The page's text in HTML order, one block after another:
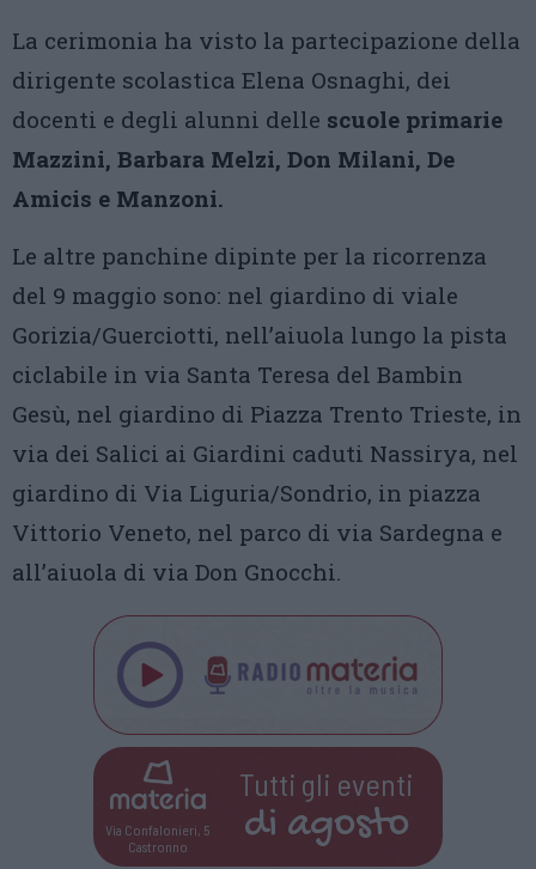
La cerimonia ha visto la partecipazione della
dirigente scolastica Elena Osnaghi, dei
docenti e degli alunni delle scuole primarie
Mazzini, Barbara Melzi, Don Milani, De
Amicis e Manzoni.
Le altre panchine dipinte per la ricorrenza
del 9 maggio sono: nel giardino di viale
Gorizia/Guerciotti, nell’aiuola lungo la pista
ciclabile in via Santa Teresa del Bambin
Gesù, nel giardino di Piazza Trento Trieste, in
via dei Salici ai Giardini caduti Nassirya, nel
giardino di Via Liguria/Sondrio, in piazza
Vittorio Veneto, nel parco di via Sardegna e
all’aiuola di via Don Gnocchi.
Via Confalonieri, 5
Castronno
Tutti gli eventi
di agosto